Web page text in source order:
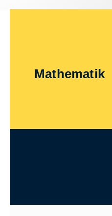
Mathematik